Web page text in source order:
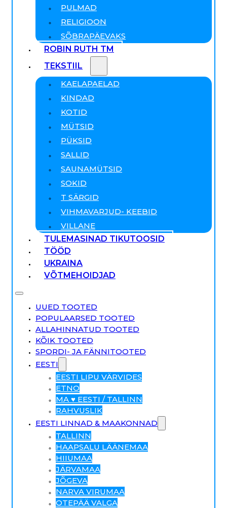
PULMAD
RELIGIOON
SÕBRAPÄEVAKS
ROBIN RUTH TM
TEKSTIIL
KAELAPAELAD
KINDAD
KOTID
MÜTSID
PÜKSID
SALLID
SAUNAMÜTSID
SOKID
T SÄRGID
VIHMAVARJUD- KEEBID
VILLANE
TULEMASINAD TIKUTOOSID
TÖÖD
UKRAINA
VÕTMEHOIDJAD
UUED TOOTED
POPULAARSED TOOTED
ALLAHINNATUD TOOTED
KÕIK TOOTED
SPORDI- JA FÄNNITOOTED
EESTI
EESTI LIPU VÄRVIDES
ETNO
MA ♥ EESTI / TALLINN
RAHVUSLIK
EESTI LINNAD & MAAKONNAD
TALLINN
HAAPSALU LÄÄNEMAA
HIIUMAA
JÄRVAMAA
JÕGEVA
NARVA VIRUMAA
OTEPÄÄ VALGA